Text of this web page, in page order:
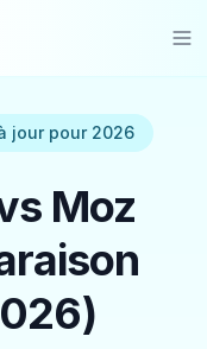
jour pour 2026
Moz